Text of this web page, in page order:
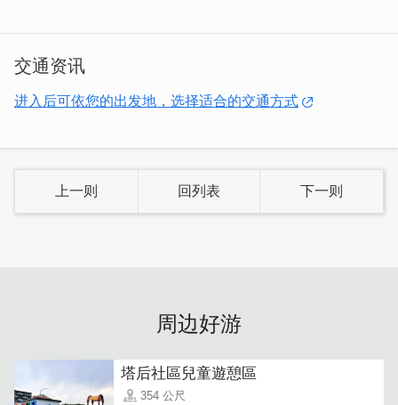
名金太武，创立金太武一条根。
交通资讯
进入后可依您的出发地，选择适合的交通方式
上一则 回列表 下一则
周边好游
塔后社區兒童遊憩區
354 公尺